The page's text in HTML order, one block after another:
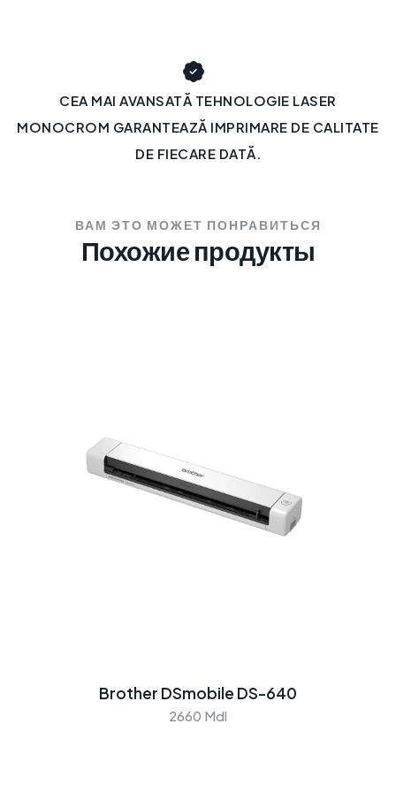
CEA MAI AVANSATĂ TEHNOLOGIE LASER
MONOCROM GARANTEAZĂ IMPRIMARE DE CALITATE
DE FIECARE DATĂ.
ВАМ ЭТО МОЖЕТ ПОНРАВИТЬСЯ
Похожие продукты
Brother DSmobile DS-640
2660 Mdl